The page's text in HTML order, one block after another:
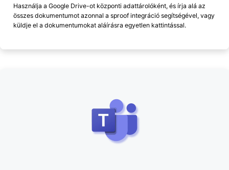
Használja a Google Drive-ot központi adattárolóként, és írja alá az
összes dokumentumot azonnal a sproof integráció segítségével, vagy
küldje el a dokumentumokat aláírásra egyetlen kattintással.